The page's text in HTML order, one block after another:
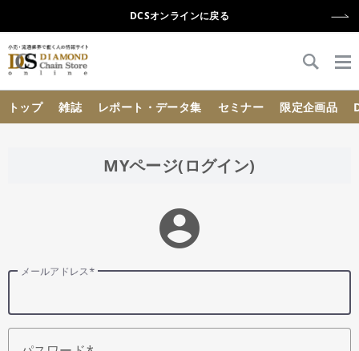
DCSオンラインに戻る
トップ 雑誌 レポート・データ集 セミナー 限定企画品
MYページ(ログイン)
account_circle
メールアドレス